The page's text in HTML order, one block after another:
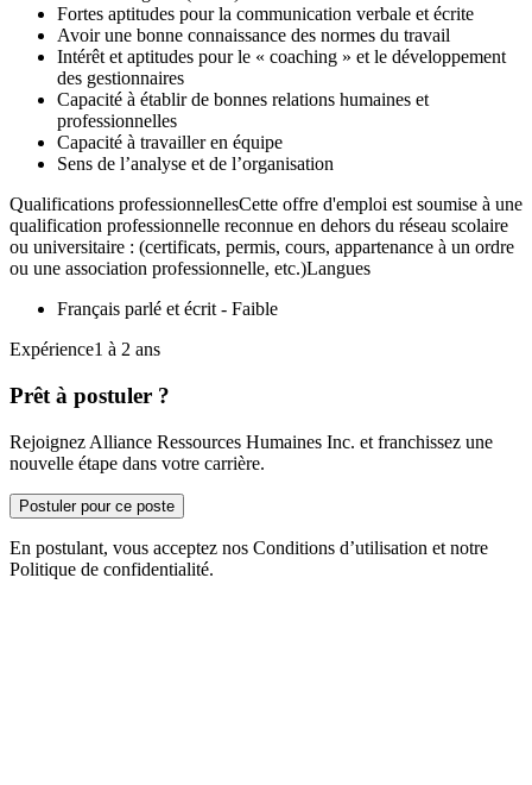
Fortes aptitudes pour la communication verbale et écrite
Avoir une bonne connaissance des normes du travail
Intérêt et aptitudes pour le « coaching » et le développement
des gestionnaires
Capacité à établir de bonnes relations humaines et
professionnelles
Capacité à travailler en équipe
Sens de l’analyse et de l’organisation
Qualifications professionnellesCette offre d'emploi est soumise à une
qualification professionnelle reconnue en dehors du réseau scolaire
ou universitaire : (certificats, permis, cours, appartenance à un ordre
ou une association professionnelle, etc.)Langues
Français parlé et écrit - Faible
Expérience1 à 2 ans
Prêt à postuler ?
Rejoignez Alliance Ressources Humaines Inc. et franchissez une
nouvelle étape dans votre carrière.
Postuler pour ce poste
En postulant, vous acceptez nos Conditions d’utilisation et notre
Politique de confidentialité.